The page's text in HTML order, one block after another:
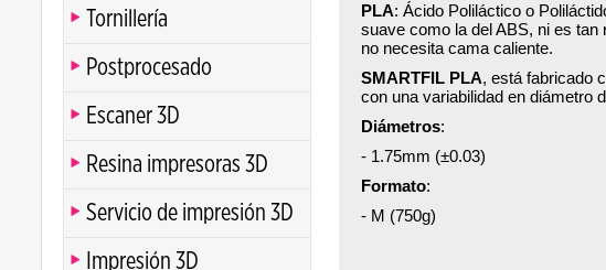
Tornillería
Postprocesado
Escaner 3D
Resina impresoras 3D
Servicio de impresión 3D
Impresión 3D
PLA: Ácido Poliláctico o
suave como la del ABS, ni es
no necesita cama caliente.
SMARTFIL PLA, está fabricado
con una variabilidad en diámetro
Diámetros:
- 1.75mm (±0.03)
Formato:
- M (750g)